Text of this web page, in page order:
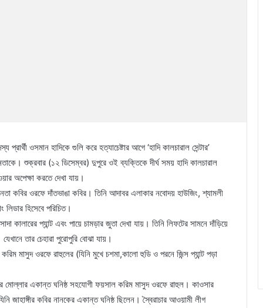
ওসমান হাদিকে গুলি করে হত্যাচেষ্টার আগে ‘হাদি কালচারাল সেন্টার’
শুক্রবার (১২ ডিসেম্বর) দুপুরে ওই ব্যক্তিকে দীর্ঘ সময় হাদি কালচারাল
অপেক্ষা করতে দেখা যায়।
কবির ওরফে দাঁতভাঙা কবির। তিনি আদাবর এলাকার নবোদয় হাউজিং, শ্যামলী
হিসেবে পরিচিত।
প্যান্ট এবং পায়ে চামড়ার জুতা দেখা যায়। তিনি লিফটের সামনে দাঁড়িয়ে
তার চেহারা পুরোপুরি বোঝা যায়।
মাসুদ ওরফে রাহুলের (যিনি মুখে চশমা,কালো হুডি ও পরনে জিন্স প্যান্ট পড়া
মোল্লার একান্ত ঘনিষ্ঠ সহযোগী ফয়সাল করিম মাসুদ ওরফে রাহুল। কাওসার
কবির নানকের একান্ত ঘনিষ্ঠ ছিলেন। স্বৈরাচার আওয়ামী লীগ